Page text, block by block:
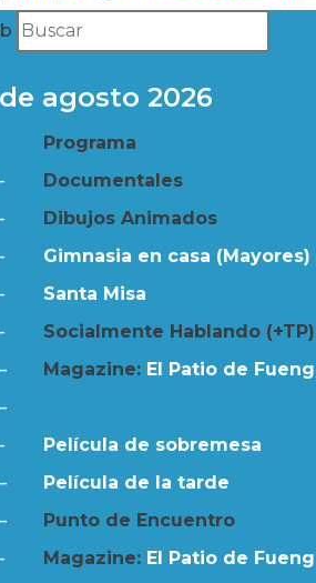
agosto 2026
Programa
Documentales
Dibujos Animados
Gimnasia en casa (Mayores)
Santa Misa
Socialmente Hablando (+TP)
Magazine: El Patio de
Película de sobremesa
Película de la tarde
Punto de Encuentro
Magazine: El Patio de